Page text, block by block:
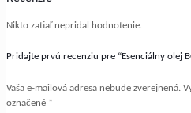
Nikto zatiaľ nepridal hodnotenie.
Pridajte prvú recenziu pre “Esenciálny olej
Vaša e-mailová adresa nebude zverejnená.
označené *